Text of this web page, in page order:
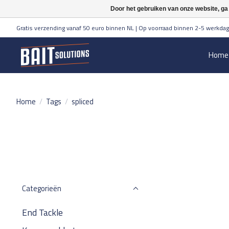
Gratis verzending vanaf 50 euro binnen NL | Op voorraad binnen 2-5
Home
Home / Tags / spliced
Categorieën
End Tackle
Door het gebruiken van onze website,